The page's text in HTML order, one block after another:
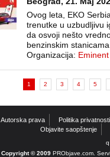
Ovog leta, EKO
trenutke u uzbudljivu
da osvoji nešto
benzinskim
Organizacija:
1 2 3 4 5
Autorska prava
Politika privatnosti
Objavite saopštenje
Copyright © 2009 PRObjave.com.